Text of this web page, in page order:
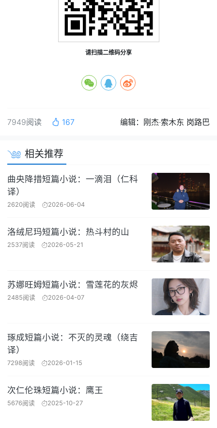
请扫描二维码分享
7949阅读 167 编辑：刚杰·索木东 岗路巴
相关推荐
曲央降措短篇小说：一滴泪（仁科
译）
2620阅读 2026-06-04
洛绒尼玛短篇小说：热斗村的山
2537阅读 2026-05-21
苏娜旺姆短篇小说：雪莲花的灰烬
2485阅读 2026-04-07
琢成短篇小说：不灭的灵魂（绕吉
译）
7298阅读 2026-01-15
次仁伦珠短篇小说：鹰王
5676阅读 2025-10-27